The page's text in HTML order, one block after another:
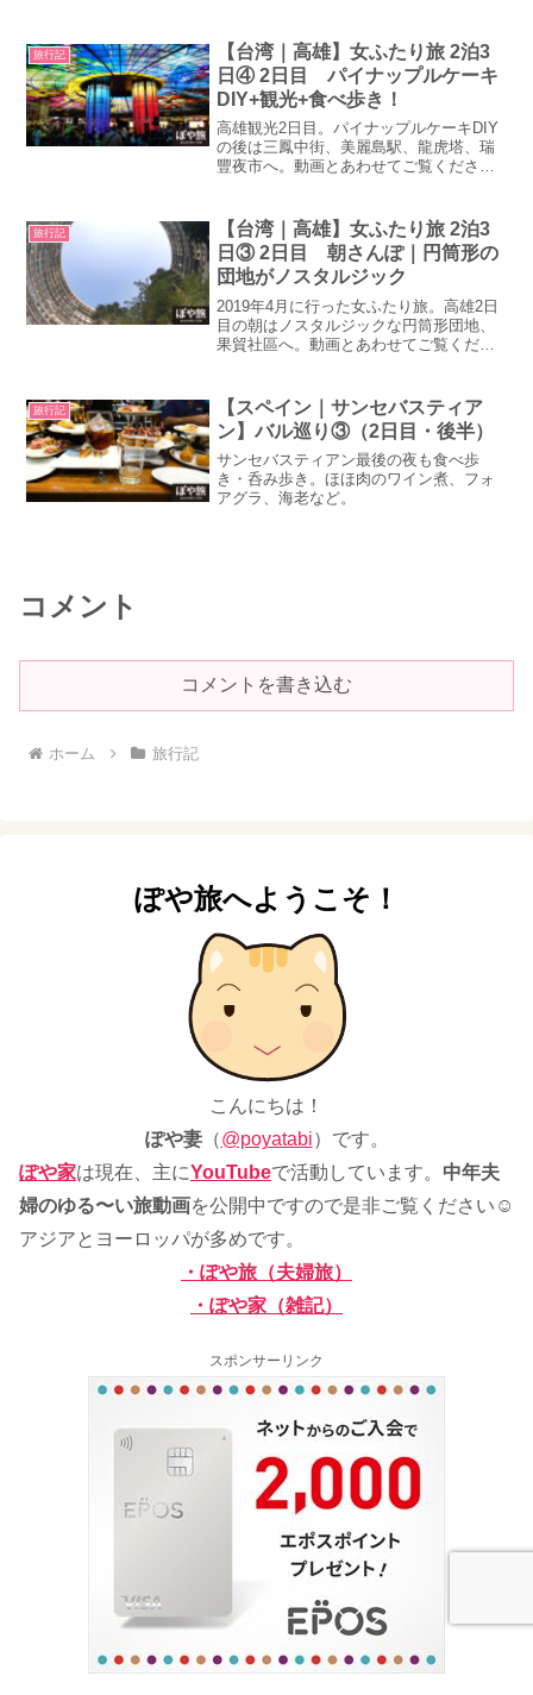
旅行記
【台湾｜高雄】女ふたり旅 2泊3
日④ 2日目 パイナップルケーキ
DIY+観光+食べ歩き！
高雄観光2日目。パイナップルケーキDIY
の後は三鳳中街、美麗島駅、龍虎塔、瑞
豐夜市へ。動画とあわせてご覧ください
旅行記
【台湾｜高雄】女ふたり旅 2泊3
日③ 2日目 朝さんぽ｜円筒形の
団地がノスタルジック
2019年4月に行った女ふたり旅。高雄2日
目の朝はノスタルジックな円筒形団地、
果貿社區へ。動画とあわせてご覧くださ
旅行記
【スペイン｜サンセバスティア
ン】バル巡り③（2日目・後半）
サンセバスティアン最後の夜も食べ歩
き・呑み歩き。ほほ肉のワイン煮、フォ
アグラ、海老など。
コメント
コメントを書き込む
ホーム 旅行記
ぽや旅へようこそ！
こんにちは！
ぽや妻（@poyatabi）です。
ぽや家は現在、主にYouTubeで活動しています。 中年夫
婦のゆる〜い旅動画を公開中ですので是非ご覧ください☺
アジアとヨーロッパが多めです。
・ぽや旅（夫婦旅）
・ぽや家（雑記）
スポンサーリンク